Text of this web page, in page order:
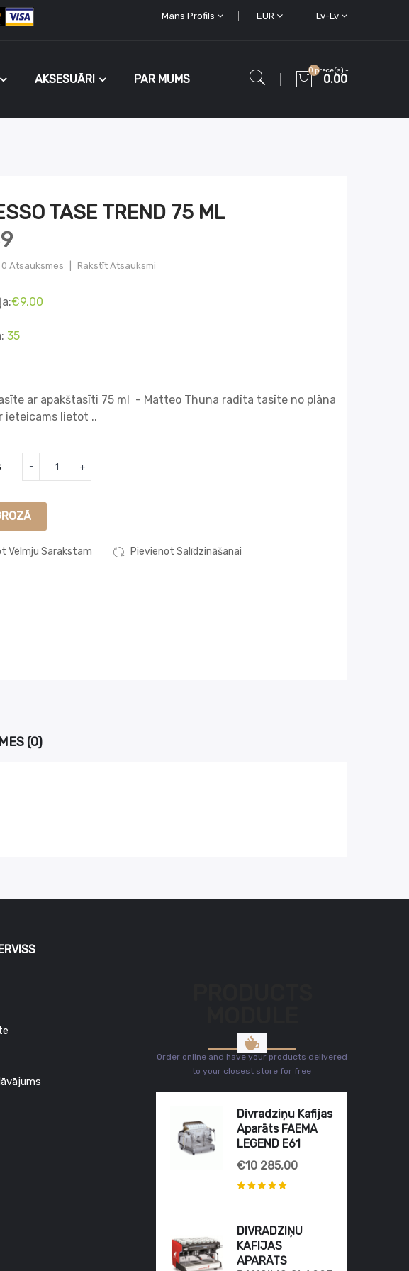
Mans Profils EUR Lv-Lv
AKSESUĀRI PAR MUMS
0 prece(s) -
0.00
TASE TREND 75 ML
0 Atsauksmes Rakstīt Atsauksmi
€9,00
35
ar apakštasīti 75 ml - Matteo Thuna radīta tasīte no plāna
ieteicams lietot ..
Vēlmju Sarakstam Pievienot Salīdzināšanai
(0)
Order online and have your products delivered
to your closest store for free
Divradziņu Kafijas
Aparāts FAEMA
LEGEND E61
€10 285,00
DIVRADZIŅU
KAFIJAS
APARĀTS